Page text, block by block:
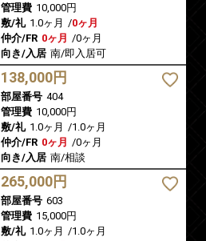
管理費 10,000円
敷/礼 1.0ヶ月 /0ヶ月
仲介/FR 0ヶ月 /0ヶ月
向き/入居 南/即入居可
138,000円
部屋番号 404
管理費 10,000円
敷/礼 1.0ヶ月 /1.0ヶ月
仲介/FR 0ヶ月 /0ヶ月
向き/入居 南/相談
265,000円
部屋番号 603
管理費 15,000円
敷/礼 1.0ヶ月 /1.0ヶ月